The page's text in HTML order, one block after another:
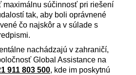
maximálnu súčinnosť pri riešení
tak, aby boli oprávnené
čo najskôr a v súlade s
nachádzajú v zahraničí,
Global Assistance na
911 803 500, kde im poskytnú